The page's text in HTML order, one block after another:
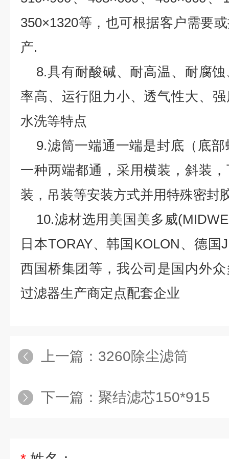
350×1320等，也可根据客户需要
产.
8.具有耐酸碱、耐高温、耐腐
率高、运行阻力小、透气性大、
水洗等特点
9.滤筒一端通一端是封底（底
一种两端都通，采用横装，斜装
装，吊装等安装方式并用特殊密封
10.滤材选用美国美多威
日本TORAY、韩国 KOLON、德国
西国桥集团等，我公司是国内外
过滤器生产商定点配套企业
上一篇： 3260除尘滤筒
下一篇： 聚结滤芯150*915